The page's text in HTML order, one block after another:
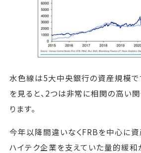
水色線は5大中央銀行の資産規模で
を見ると、2つは非常に相関の高い
ります。
今年以降間違いなくFRBを中心に資
ハイテク企業を支えていた量的緩